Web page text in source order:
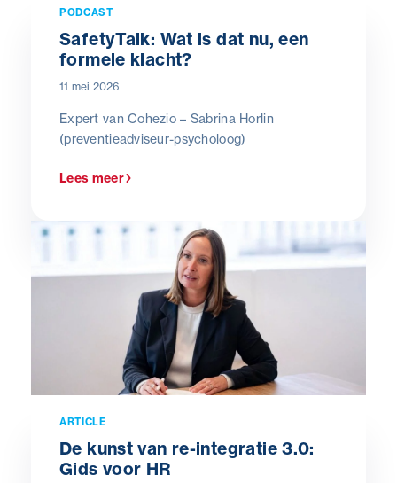
PODCAST
SafetyTalk: Wat is dat nu, een
formele klacht?
11 mei 2026
Expert van Cohezio – Sabrina Horlin
(preventieadviseur-psycholoog)
Lees meer
ARTICLE
De kunst van re-integratie 3.0:
Gids voor HR